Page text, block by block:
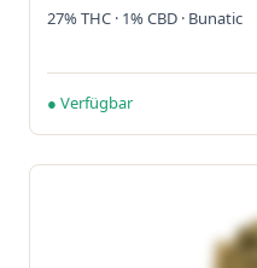
27% THC · 1% CBD · Bunatic
● Verfügbar